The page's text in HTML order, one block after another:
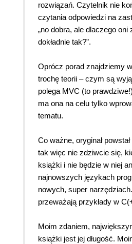
rozwiązań. Czytelnik nie
czytania odpowiedzi na
„no dobra, ale dlaczego oni
dokładnie tak?”.
Oprócz porad znajdziemy
trochę teorii – czym są
polega MVC (to
ma ona na celu tylko
tematu.
Co ważne, oryginał
tak więc nie zdziwcie się,
książki i nie będzie w niej
najnowszych językach
nowych, super
przeważają przykłady w
Moim zdaniem,
książki jest jej długość.